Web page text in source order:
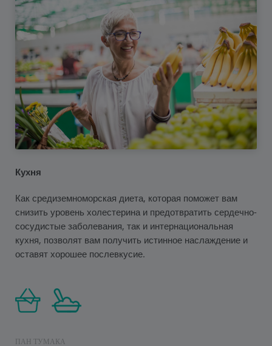
Кухня
Как средиземноморская диета, которая поможет вам
снизить уровень холестерина и предотвратить сердечно-
сосудистые заболевания, так и интернациональная
кухня, позволят вам получить истинное наслаждение и
оставят хорошее послевкусие.
ПАН ТУМАКА